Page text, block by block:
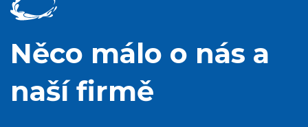
Něco málo o nás a
naší firmě